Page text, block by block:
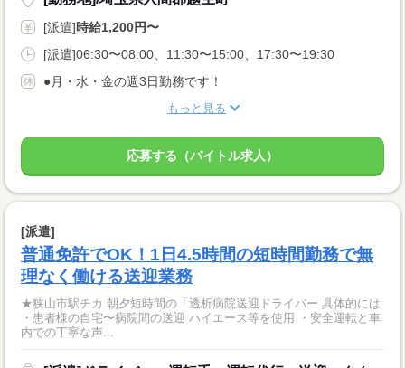
[派遣]時給1,200円〜
[派遣]06:30〜08:00、11:30〜15:00、17:30〜19:30
●月・水・金の週3日勤務です！
もっと見る
応募する（バイトル求人）
[派遣]
普通免許でOK！1日4.5時間の短時間勤務で無
理なく働ける送迎業務
★狭山市駅チカ 朝夕短時間の「透析病院送迎ドライバー 具体的には
・患者様の自宅〜病院間の送迎 ハイエース等を使用 ・安全運転と車
内での丁寧な声...